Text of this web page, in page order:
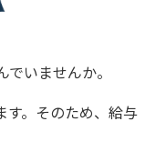
いませんか。
す。そのため、給与